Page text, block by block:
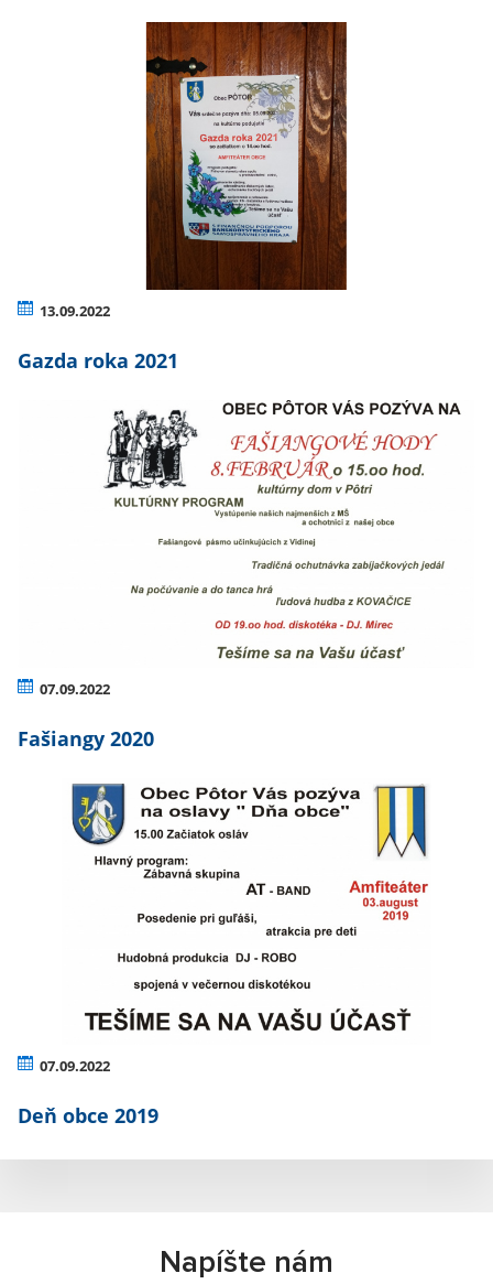
13.09.2022
Gazda roka 2021
07.09.2022
Fašiangy 2020
07.09.2022
Deň obce 2019
Napíšte nám